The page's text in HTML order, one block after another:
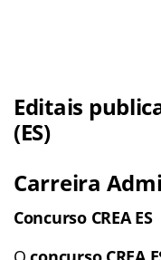
Editais
(ES)
Carreira
Concurso CREA ES